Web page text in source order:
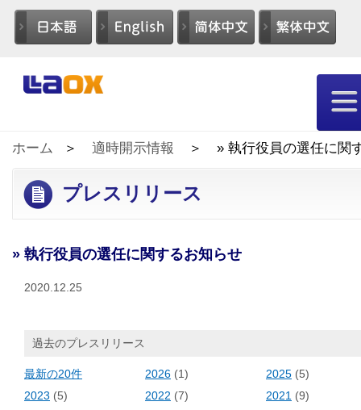
ホーム 適時開示情報 » 執行役員の選任に関
プレスリリース
» 執行役員の選任に関するお知らせ
2020.12.25
過去のプレスリリース
最新の20件 2026 (1) 2025 (5)
2023 (5) 2022 (7) 2021 (9)